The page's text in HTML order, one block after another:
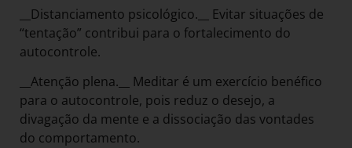
__Distanciamento psicológico.__ Evitar situações de
“tentação” contribui para o fortalecimento do
autocontrole.
__Atenção plena.__ Meditar é um exercício benéfico
para o autocontrole, pois reduz o desejo, a
divagação da mente e a dissociação das vontades
do comportamento.